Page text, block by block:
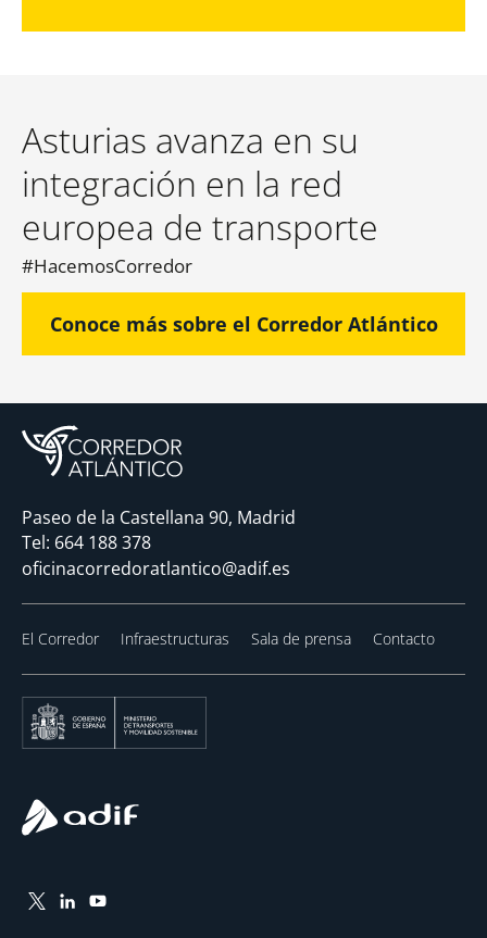
Asturias avanza en su
integración en la red
europea de transporte
#HacemosCorredor
Conoce más sobre el Corredor Atlántico
Paseo de la Castellana 90, Madrid
Tel: 664 188 378
oficinacorredoratlantico@adif.es
El Corredor Infraestructuras Sala de prensa Contacto